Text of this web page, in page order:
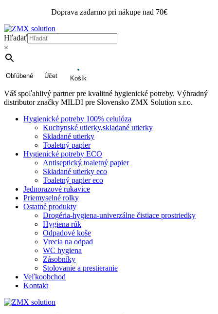
Doprava zadarmo pri nákupe nad 70€
Hľadať
×
Obľúbené Účet Košík
Váš spoľahlivý partner pre kvalitné hygienické potreby. Výhradný
distributor značky MILDI pre Slovensko ZMX Solution s.r.o.
Hygienické potreby 100% celulóza
Kuchynské utierky,skladané utierky
Skladané utierky
Toaletný papier
Hygienické potreby ECO
Antiseptický toaletný papier
Skladané utierky eco
Toaletný papier eco
Jednorazové rukavice
Priemyselné rolky
Ostatné produkty
Drogéria-hygiena-univerzálne čistiace prostriedky
Hygiena rúk
Odpadové koše
Vrecia na odpad
WC hygiena
Zásobníky
Stolovanie a prestieranie
Veľkoobchod
Kontakt